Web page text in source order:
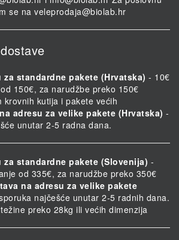
se na veleprodaja@biolab.hr
za standardne pakete (Hrvatska) - 10€
150€, za narudžbe preko 150€
krovnih kutija i pakete većih
adresu za velike pakete (Hrvatska) -
unutar 2-5 radna dana.
za standardne pakete (Slovenija) -
od 335€, za narudžbe preko 350€
na adresu za velike pakete
najčešće unutar 2-5 radnih dana.
preko 28kg ili većih dimenzija